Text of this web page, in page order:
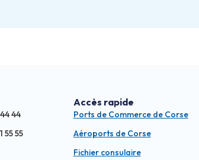
44
55 55
Accès rapide
Ports de Commerce de Corse
Aéroports de Corse
Fichier consulaire